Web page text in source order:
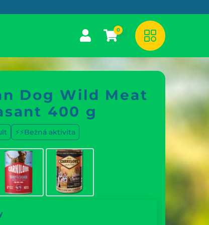
0
Dog Wild Meat
400 g
⚡⚡Bežná aktivita